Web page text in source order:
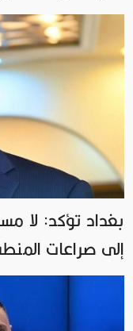
بغداد تؤكد: لا
إلى صراعات